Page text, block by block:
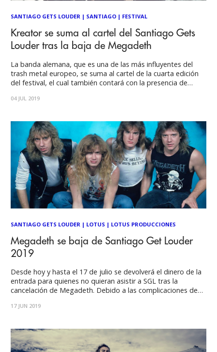
SANTIAGO GETS LOUDER | SANTIAGO | FESTIVAL
Kreator se suma al cartel del Santiago Gets
Louder tras la baja de Megadeth
La banda alemana, que es una de las más influyentes del
trash metal europeo, se suma al cartel de la cuarta edición
del festival, el cual también contará con la presencia de
metal más influyente de Europa, confirmó su presencia en
04 JUL 2019
SANTIAGO GETS LOUDER | LOTUS | LOTUS PRODUCCIONES
Megadeth se baja de Santiago Get Louder
2019
Desde hoy y hasta el 17 de julio se devolverá el dinero de la
entrada para quienes no quieran asistir a SGL tras la
cancelación de Megadeth. Debido a las complicaciones de
a la garganta, Megadeth no será parte de la
17 JUN 2019